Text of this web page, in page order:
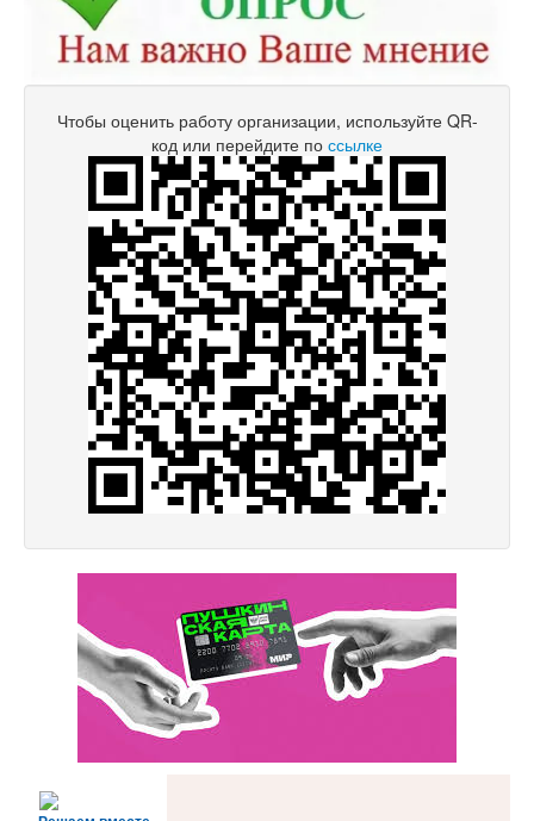
Чтобы оценить работу организации, используйте QR-
код или перейдите по ссылке